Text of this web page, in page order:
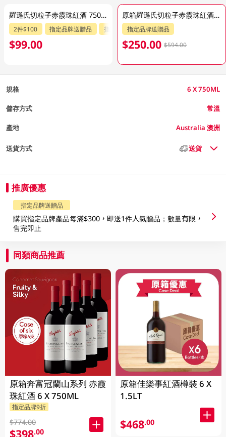
羅遜氏切粒子赤霞珠紅酒 750ML
2件$100 指定品牌送贈品 指定分類85折
$99.00
原箱羅遜氏切粒子赤霞珠紅酒 6 X 750ML
指定品牌送贈品
$250.00 $594.00
規格 6 X 750ML
儲存方式 常溫
產地 Australia 澳洲
送貨方式 送貨
推廣優惠
指定品牌送贈品
購買指定品牌產品每滿$300，即送1件人氣贈品；數量有限，
售完即止
同類商品推薦
原箱奔富冠蘭山系列 赤霞
珠紅酒 6 X 750ML
指定品牌9折
$774.00
$398.00
原箱佳樂事紅酒樽裝 6 X
1.5LT
$468.00